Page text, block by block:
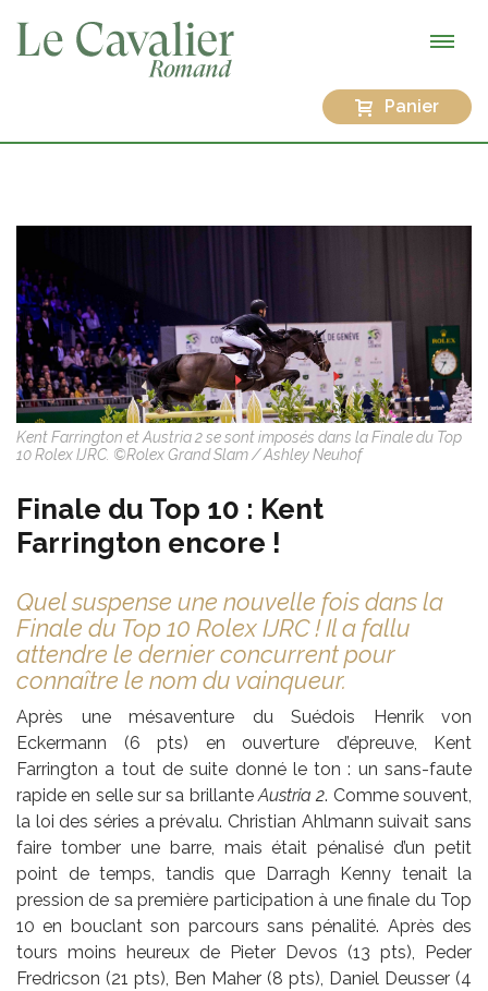
Panier
Kent Farrington et Austria 2 se sont imposés dans la Finale du Top
10 Rolex IJRC. ©Rolex Grand Slam / Ashley Neuhof
Finale du Top 10 : Kent
Farrington encore !
Quel suspense une nouvelle fois dans la
Finale du Top 10 Rolex IJRC ! Il a fallu
attendre le dernier concurrent pour
connaître le nom du vainqueur.
Après une mésaventure du Suédois Henrik von
Eckermann (6 pts) en ouverture d’épreuve, Kent
Farrington a tout de suite donné le ton : un sans-faute
rapide en selle sur sa brillanteAustria 2. Comme souvent,
la loi des séries a prévalu. Christian Ahlmann suivait sans
faire tomber une barre, mais était pénalisé d’un petit
point de temps, tandis que Darragh Kenny tenait la
pression de sa première participation à une finale du Top
10 en bouclant son parcours sans pénalité. Après des
tours moins heureux de Pieter Devos (13 pts), Peder
Fredricson (21 pts), Ben Maher (8 pts), Daniel Deusser (4